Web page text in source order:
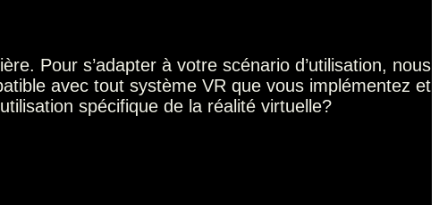
Pour s’adapter à votre scénario d’utilisation, nous
avec tout système VR que vous implémentez et
spécifique de la réalité virtuelle?